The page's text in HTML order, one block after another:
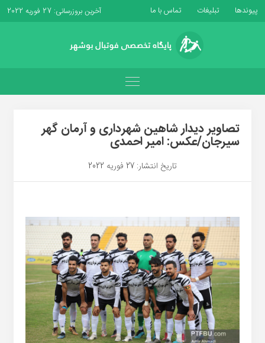
پیوندها تبلیغات تماس با ما آخرین بروزرسانی: 27 فوریه 2022
تصاویر دیدار شاهین شهرداری و آرمان گهر
سیرجان/عکس: امیر احمدی
تاریخ انتشار: 27 فوریه 2022